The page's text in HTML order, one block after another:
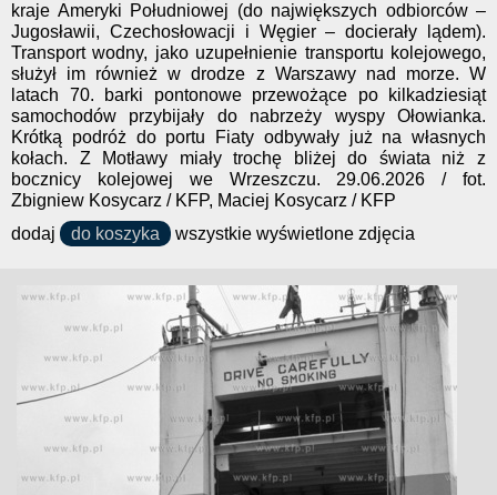
kraje Ameryki Południowej (do największych odbiorców –
Jugosławii, Czechosłowacji i Węgier – docierały lądem).
Transport wodny, jako uzupełnienie transportu kolejowego,
służył im również w drodze z Warszawy nad morze. W
latach 70. barki pontonowe przewożące po kilkadziesiąt
samochodów przybijały do nabrzeży wyspy Ołowianka.
Krótką podróż do portu Fiaty odbywały już na własnych
kołach. Z Motławy miały trochę bliżej do świata niż z
bocznicy kolejowej we Wrzeszczu. 29.06.2026 / fot.
Zbigniew Kosycarz / KFP, Maciej Kosycarz / KFP
dodaj
do koszyka wszystkie wyświetlone zdjęcia